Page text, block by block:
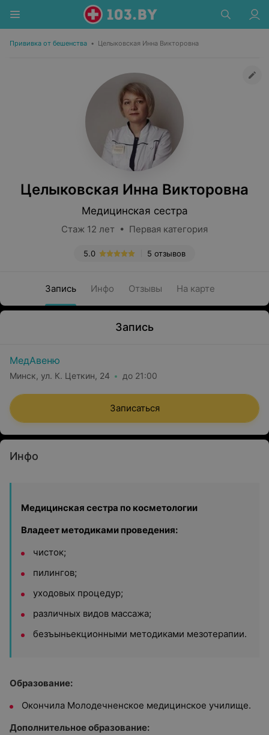
Прививка от бешенства • Целыковская Инна Викторовна
Целыковская Инна Викторовна
Медицинская сестра
Стаж 12 лет • Первая категория
5 отзывов
5.0
Запись Инфо Отзывы На карте
Запись
МедАвеню
Минск, ул. К. Цеткин, 24 до 21:00
Записаться
Инфо
Медицинская сестра по косметологии
Владеет методиками проведения:
чисток;
пилингов;
уходовых процедур;
различных видов массажа;
безъыньекционными методиками мезотерапии.
Образование:
Окончила Молодечненское медицинское училище.
Дополнительное образование: